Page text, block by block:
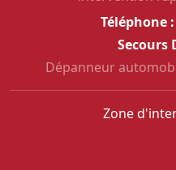
Téléphone :
Secours
Dépanneur
Zone